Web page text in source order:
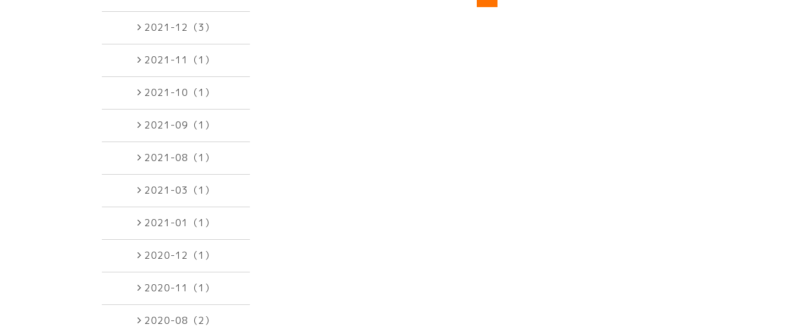
2021-12（3）
2021-11（1）
2021-10（1）
2021-09（1）
2021-08（1）
2021-03（1）
2021-01（1）
2020-12（1）
2020-11（1）
2020-08（2）